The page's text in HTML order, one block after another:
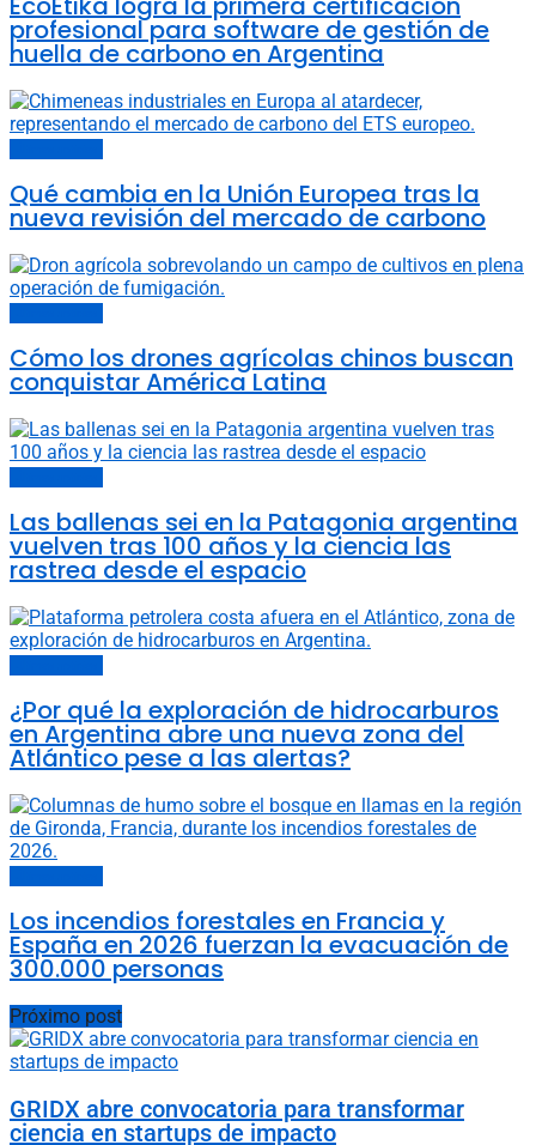
profesional para software de gestión de
huella de carbono en Argentina
Qué cambia en la Unión Europea tras la
nueva revisión del mercado de carbono
Cómo los drones agrícolas chinos buscan
conquistar América Latina
Las ballenas sei en la Patagonia argentina
vuelven tras 100 años y la ciencia las
rastrea desde el espacio
¿Por qué la exploración de hidrocarburos
en Argentina abre una nueva zona del
Atlántico pese a las alertas?
Los incendios forestales en Francia y
España en 2026 fuerzan la evacuación de
300.000 personas
Próximo post
GRIDX abre convocatoria para transformar
ciencia en startups de impacto